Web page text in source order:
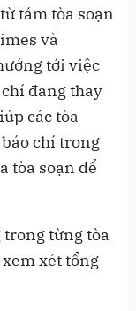
tám tòa soạn
và
tới việc
đang thay
các tòa
chí trong
tòa soạn để
từng tòa
xét tổng